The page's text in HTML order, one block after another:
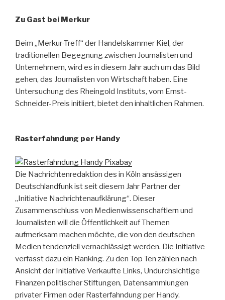
Zu Gast bei Merkur
Beim „Merkur-Treff“ der Handelskammer Kiel, der
traditionellen Begegnung zwischen Journalisten und
Unternehmern, wird es in diesem Jahr auch um das Bild
gehen, das Journalisten von Wirtschaft haben. Eine
Untersuchung des Rheingold Instituts, vom Ernst-
Schneider-Preis initiiert, bietet den inhaltlichen Rahmen.
Rasterfahndung per Handy
Die Nachrichtenredaktion des in Köln ansässigen
Deutschlandfunk ist seit diesem Jahr Partner der
„Initiative Nachrichtenaufklärung“. Dieser
Zusammenschluss von Medienwissenschaftlern und
Journalisten will die Öffentlichkeit auf Themen
aufmerksam machen möchte, die von den deutschen
Medien tendenziell vernachlässigt werden. Die Initiative
verfasst dazu ein Ranking. Zu den Top Ten zählen nach
Ansicht der Initiative Verkaufte Links, Undurchsichtige
Finanzen politischer Stiftungen, Datensammlungen
privater Firmen oder Rasterfahndung per Handy.